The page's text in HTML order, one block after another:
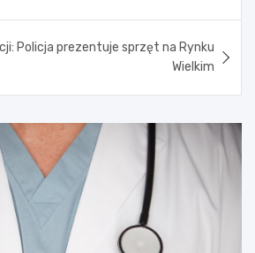
Policja prezentuje sprzęt na Rynku
Wielkim